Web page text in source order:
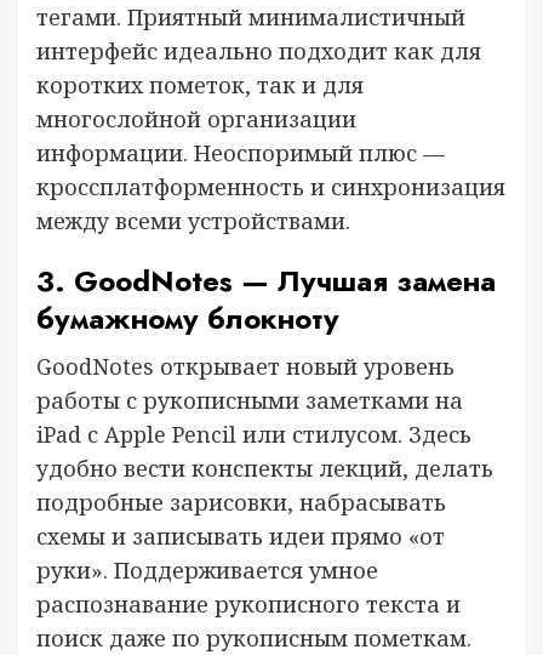
тегами. Приятный минималистичный
интерфейс идеально подходит как для
коротких пометок, так и для
многослойной организации
информации. Неоспоримый плюс —
кроссплатформенность и синхронизация
между всеми устройствами.
3. GoodNotes — Лучшая замена
бумажному блокноту
GoodNotes открывает новый уровень
работы с рукописными заметками на
iPad с Apple Pencil или стилусом. Здесь
удобно вести конспекты лекций, делать
подробные зарисовки, набрасывать
схемы и записывать идеи прямо «от
руки». Поддерживается умное
распознавание рукописного текста и
поиск даже по рукописным пометкам.